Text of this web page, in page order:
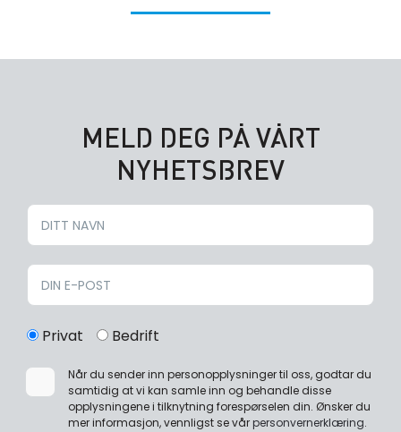
MELD DEG PÅ VÅRT
NYHETSBREV
Privat Bedrift
Når du sender inn personopplysninger til oss, godtar du
samtidig at vi kan samle inn og behandle disse
opplysningene i tilknytning forespørselen din. Ønsker du
mer informasjon, vennligst se vårpersonvernerklæring.